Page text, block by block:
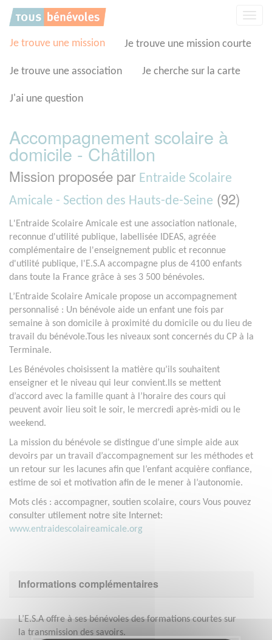
Je trouve une mission Je trouve une mission courte
Je trouve une association Je cherche sur la carte
J'ai une question
Accompagnement scolaire à
domicile - Châtillon
Mission proposée par Entraide Scolaire
Amicale - Section des Hauts-de-Seine (92)
L'Entraide Scolaire Amicale est une association nationale,
reconnue d'utilité publique, labellisée IDEAS, agréée
complémentaire de l'enseignement public et reconnue
d'utilité publique, l'E.S.A accompagne plus de 4100 enfants
dans toute la France grâce à ses 3 500 bénévoles.
L’Entraide Scolaire Amicale propose un accompagnement
personnalisé : Un bénévole aide un enfant une fois par
semaine à son domicile à proximité du domicile ou du lieu de
travail du bénévole.Tous les niveaux sont concernés du CP à la
Terminale.
Les Bénévoles choisissent la matière qu’ils souhaitent
enseigner et le niveau qui leur convient.Ils se mettent
d’accord avec la famille quant à l’horaire des cours qui
peuvent avoir lieu soit le soir, le mercredi après-midi ou le
weekend.
La mission du bénévole se distingue d’une simple aide aux
devoirs par un travail d’accompagnement sur les méthodes et
un retour sur les lacunes afin que l’enfant acquière confiance,
estime de soi et motivation afin de le mener à l’autonomie.
Mots clés : accompagner, soutien scolaire, cours Vous pouvez
consulter utilement notre site Internet:
www.entraidescolaireamicale.org
Informations complémentaires
L’E.S.A offre à ses bénévoles des formations courtes sur
la transmission des savoirs.
Panneau de gestion des cookies